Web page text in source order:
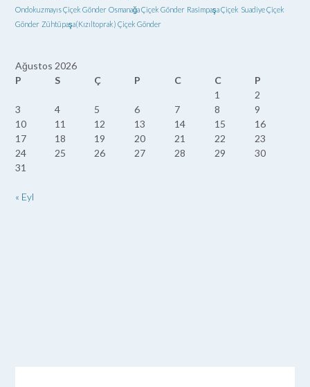
Ondokuzmayıs Çiçek Gönder Osmanağa Çiçek Gönder Rasimpaşa Çiçek Suadiye Çiçek
Gönder Zühtüpaşa(Kızıltoprak) Çiçek Gönder
Ağustos 2026
P
S Ç P C C
P
1
2
3
4 5 6 7 8
9
10
11 12 13 14 15
16
17
18 19 20 21 22
23
24
25 26 27 28 29
30
31
« Eyl